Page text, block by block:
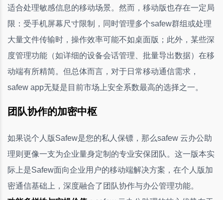
适合处理敏感信息的移动场景。然而，移动版也存在一定局
限：受手机屏幕尺寸限制，同时管理多个safew群组或处理
大量文件传输时，操作效率可能不如桌面版；此外，某些深
度管理功能（如详细的设备会话管理、批量导出数据）在移
动端有所精简。但总体而言，对于日常移动通信需求，
safew app无疑是目前市场上安全系数最高的选择之一。
团队协作的加密中枢
如果说个人版Safew是您的私人保镖，那么safew 云办公助
理则更像一支为企业量身定制的专业安保团队。这一版本实
际上是Safew面向企业用户的移动端解决方案，在个人版加
密通信基础上，深度融合了团队协作与办公管理功能。